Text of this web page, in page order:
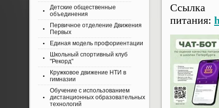
Ссылка
питания:
Детские общественные
объединения
Первичное отделение Движения
Первых
Единая модель профориентации
Школьный спортивный клуб
"Рекорд"
Кружковое движение НТИ в
гимназии
Обучение с использованием
дистанционных образовательных
технологий